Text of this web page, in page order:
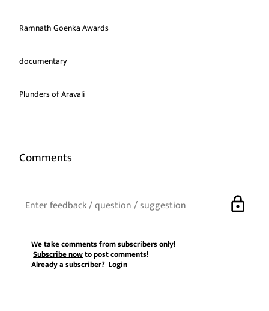
Ramnath Goenka Awards
documentary
Plunders of Aravali
Comments
lock
We take comments from subscribers only!
Subscribe nowto post comments!
Already a subscriber?Login